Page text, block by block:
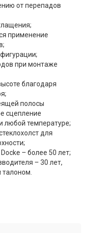
от перепадов
применение
при монтаже
благодаря
полосы
сцепление
любой температуре;
для
– более 50 лет;
– 30 лет,